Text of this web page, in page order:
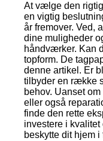
At vælge den
en vigtig
år fremover. Ved,
dine muligheder
håndværker. Kan
topform. De
denne artikel. Er
tilbyder en række
behov. Uanset
eller også
finde den rette
investere i
beskytte dit hjem i